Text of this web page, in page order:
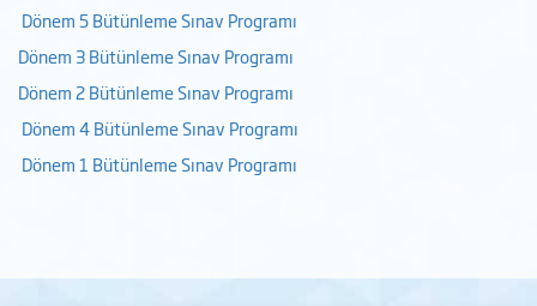
Dönem 5 Bütünleme Sınav Programı
Dönem 3 Bütünleme Sınav Programı
Dönem 2 Bütünleme Sınav Programı
Dönem 4 Bütünleme Sınav Programı
Dönem 1 Bütünleme Sınav Programı